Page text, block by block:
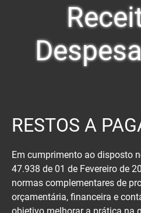
RESTOS A
Em cumprimento ao disposto
47.938 de 01 de Fevereiro de
normas complementares de
orçamentária, financeira e